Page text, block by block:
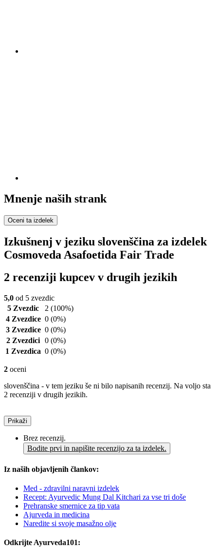
Mnenje naših strank
Oceni ta izdelek
Izkušnenj v jeziku slovenščina za izdelek
Cosmoveda Asafoetida Fair Trade
2 recenziji kupcev v drugih jezikih
5,0 od 5 zvezdic
5 Zvezdic
2 (100%)
4 Zvezdice 0 (0%)
3 Zvezdice 0 (0%)
2 Zvezdici 0 (0%)
1 Zvezdica 0 (0%)
2 oceni
slovenščina - v tem jeziku še ni bilo napisanih recenzij. Na voljo sta
2 recenziji v drugih jezikih.
Prikaži
Brez recenzij.
Bodite prvi in napišite recenzijo za ta izdelek.
Iz naših objavljenih člankov:
Med - zdravilni naravni izdelek
Recept: Ayurvedic Mung Dal Kitchari za vse tri doše
Prehranske smernice za tip vata
Ajurveda in medicina
Naredite si svoje masažno olje
Odkrijte Ayurveda101: